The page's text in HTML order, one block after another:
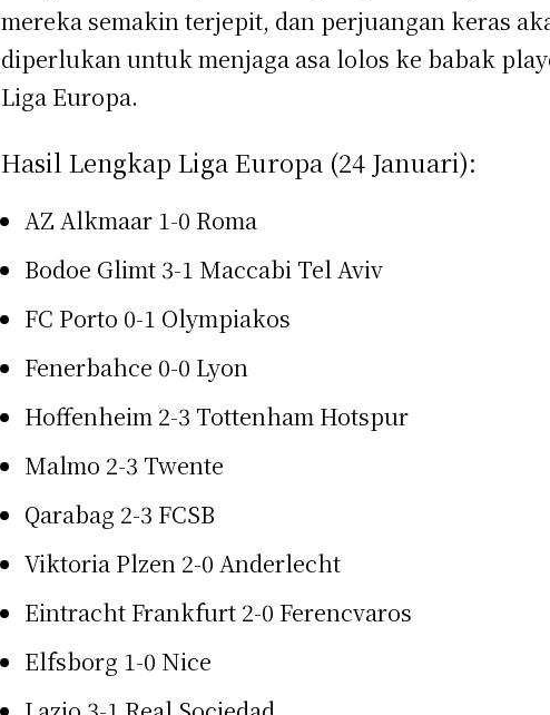
mereka semakin terjepit, dan perjuangan keras
diperlukan untuk menjaga asa lolos ke babak
Liga Europa.
Hasil Lengkap Liga Europa (24 Januari):
AZ Alkmaar 1-0 Roma
Bodoe Glimt 3-1 Maccabi Tel Aviv
FC Porto 0-1 Olympiakos
Fenerbahce 0-0 Lyon
Hoffenheim 2-3 Tottenham Hotspur
Malmo 2-3 Twente
Qarabag 2-3 FCSB
Viktoria Plzen 2-0 Anderlecht
Eintracht Frankfurt 2-0 Ferencvaros
Elfsborg 1-0 Nice